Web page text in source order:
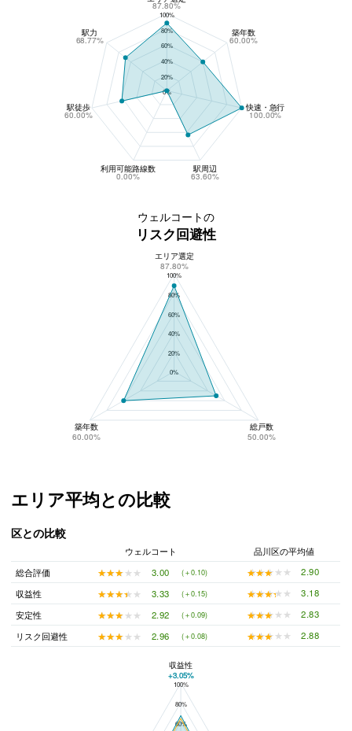
100%
80%
60%
40%
20%
0%
87.80%
駅力
68.77%
駅徒歩
60.00%
利用可能路線数
0.00%
駅周辺
63.60%
快速・急行
100.00%
築年数
60.00%
ウェルコートの
リスク回避性
ウェルコートのリスク回避性
100%
80%
60%
40%
20%
0%
エリア選定
87.80%
築年数
60.00%
総戸数
50.00%
エリア平均との比較
区との比較
ウェルコート
品川区の平均値
総合評価
★★★★★
★★★★★ 3.00 (＋0.10) ★★★★★
★★★★★
2.90
収益性
★★★★★
★★★★★ 3.33 (＋0.15) ★★★★★
★★★★★
3.18
安定性
★★★★★
★★★★★ 2.92 (＋0.09) ★★★★★
★★★★★
2.83
リスク回避性
★★★★★
★★★★★ 2.96 (＋0.08) ★★★★★
★★★★★ 2.88
ウェルコートと品川区の平均値の総合評価の比較
100%
80%
60%
収益性
+3.05%